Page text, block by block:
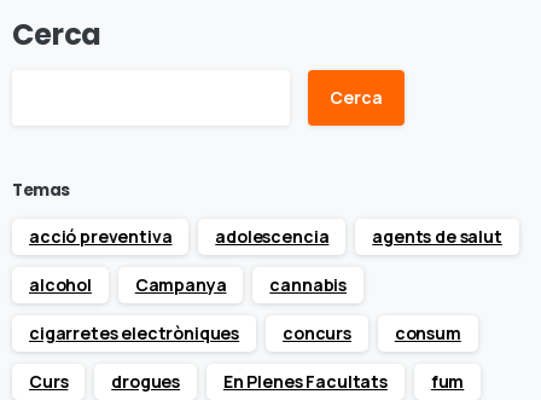
Cerca
Cerca
Temas
acció preventiva
adolescencia agents de salut
alcohol Campanya cannabis
cigarretes electròniques concurs consum
Curs drogues En Plenes Facultats fum